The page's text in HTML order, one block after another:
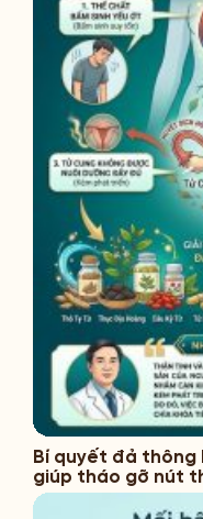
Bí quyết đả thông
giúp tháo gỡ nút